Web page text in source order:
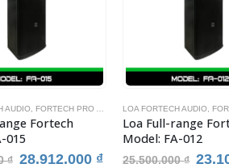
AUDIO FORTECH PRO AUDIO , LOA KARAOKE, THIẾT BỊ
Fortech
015
₫ Giá
28.912.000 ₫Giá
LOA FORTECH AUDIO
Loa Full-range
Model: FA-012
25.500.000₫ Giá